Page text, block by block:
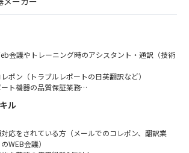
会議やトレーニング時のアシスタント・通訳（技術
ポン（トラブルレポートの日英翻訳など）
ト機器の品質保証業務
電の品質保証業務
目し国内で先駆者になることで海外メーカーから高
メーカーである当社にて、輸入、自社開発医療機器
となって進めることができます。
ル
応をされている方（メールでのコレポン、翻訳業
WEB会議）